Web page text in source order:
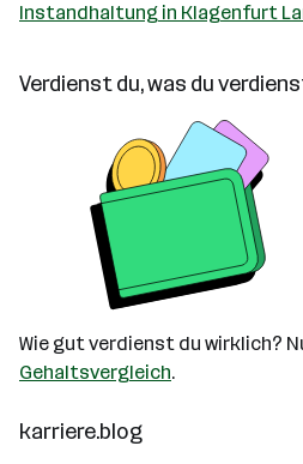
Instandhaltung in Klagenfurt
Verdienst du, was du
Wie gut verdienst du wirklich?
Gehaltsvergleich.
karriere.blog